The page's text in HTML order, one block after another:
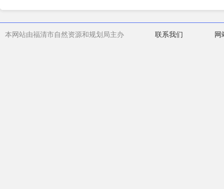
本网站由福清市自然资源和规划局主办 联系我们 网